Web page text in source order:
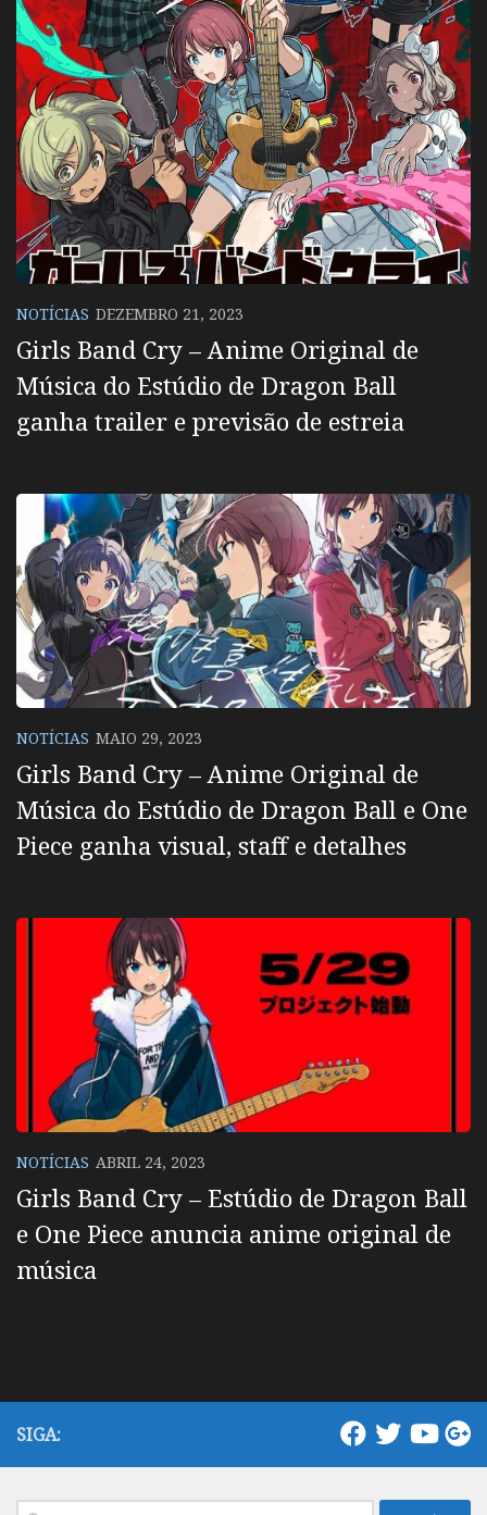
NOTÍCIAS DEZEMBRO 21, 2023
Girls Band Cry – Anime Original de
Música do Estúdio de Dragon Ball
ganha trailer e previsão de estreia
NOTÍCIAS MAIO 29, 2023
Girls Band Cry – Anime Original de
Música do Estúdio de Dragon Ball e One
Piece ganha visual, staff e detalhes
NOTÍCIAS ABRIL 24, 2023
Girls Band Cry – Estúdio de Dragon Ball
e One Piece anuncia anime original de
música
SIGA: